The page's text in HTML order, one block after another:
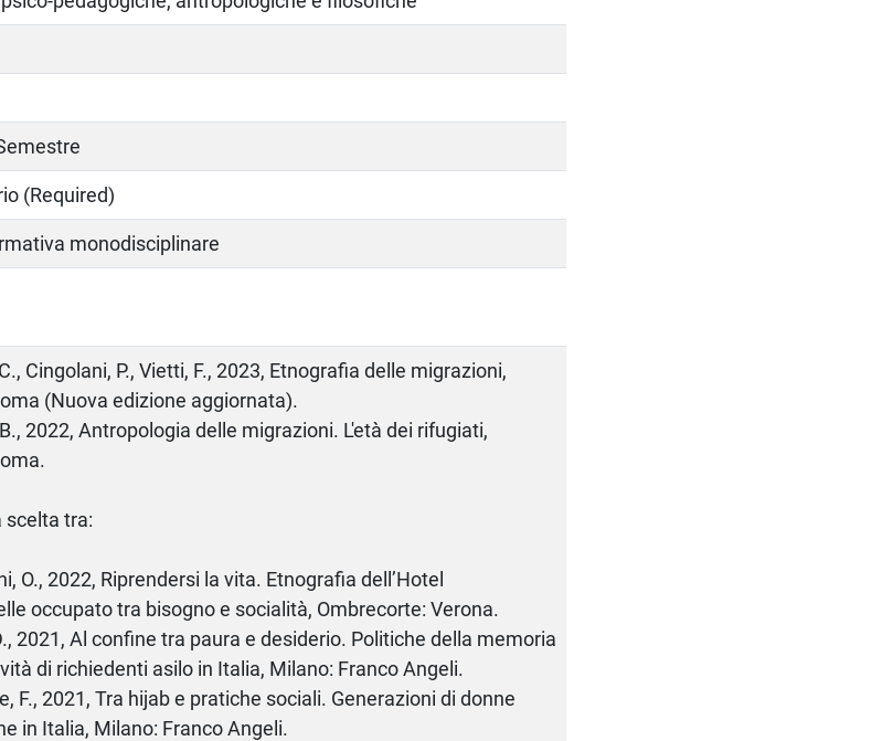
(Required)
monodisciplinare
Cingolani, P., Vietti, F., 2023, Etnografia delle migrazioni,
(Nuova edizione aggiornata).
2022, Antropologia delle migrazioni. L'età dei rifugiati,
scelta tra:
O., 2022, Riprendersi la vita. Etnografia dell’Hotel
occupato tra bisogno e socialità, Ombrecorte: Verona.
2021, Al confine tra paura e desiderio. Politiche della memoria
di richiedenti asilo in Italia, Milano: Franco Angeli.
F., 2021, Tra hijab e pratiche sociali. Generazioni di donne
in Italia, Milano: Franco Angeli.